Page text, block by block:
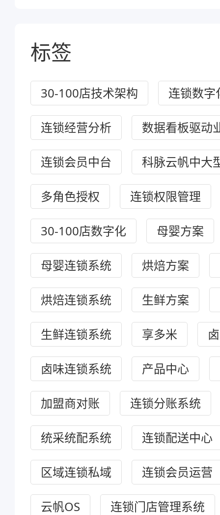
标签
30-100店技术架构 连锁数字
连锁经营分析 数据看板驱动
连锁会员中台 科脉云帆中大
多角色授权 连锁权限管理
30-100店数字化 母婴方案
母婴连锁系统 烘焙方案
烘焙连锁系统 生鲜方案
生鲜连锁系统 享多米
卤味连锁系统 产品中心
加盟商对账 连锁分账系统
统采统配系统 连锁配送中心
区域连锁私域 连锁会员运营
云帆OS 连锁门店管理系统